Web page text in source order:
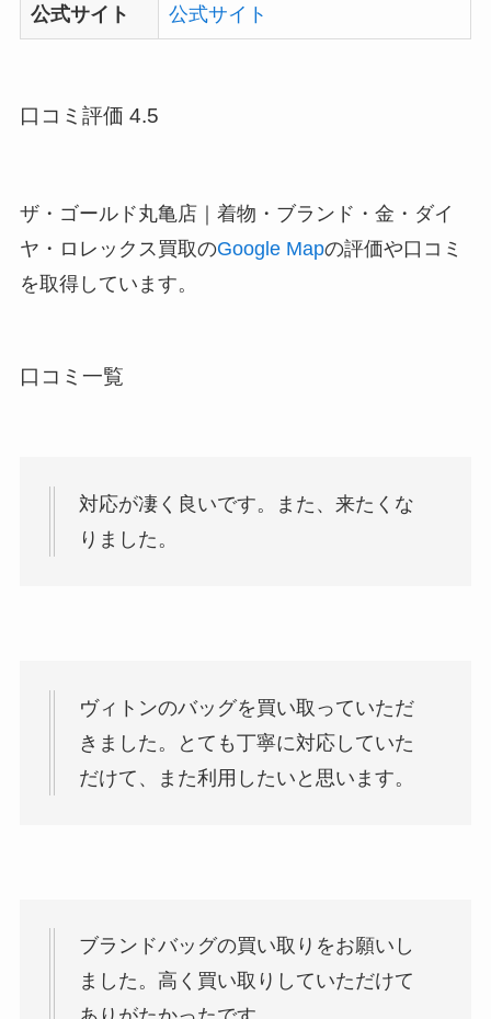
公式サイト 公式サイト
口コミ評価 4.5
ザ・ゴールド丸亀店｜着物・ブランド・金・ダイ
ヤ・ロレックス買取のGoogle Mapの評価や口コミ
を取得しています。
口コミ一覧
対応が凄く良いです。また、来たくな
りました。
ヴィトンのバッグを買い取っていただ
きました。とても丁寧に対応していた
だけて、また利用したいと思います。
ブランドバッグの買い取りをお願いし
ました。高く買い取りしていただけて